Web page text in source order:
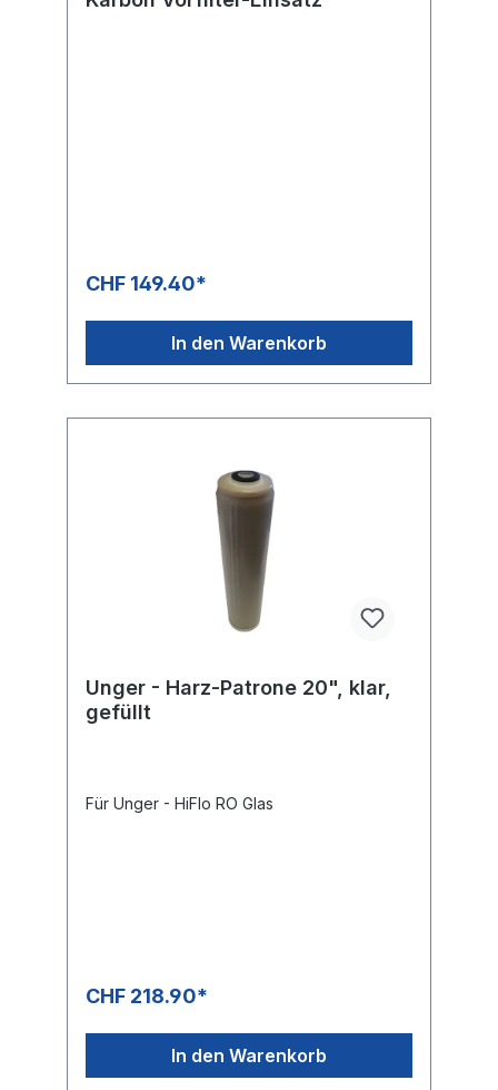
CHF 149.40*
In den Warenkorb
Unger - Harz-Patrone 20", klar,
gefüllt
Für Unger - HiFlo RO Glas
CHF 218.90*
In den Warenkorb